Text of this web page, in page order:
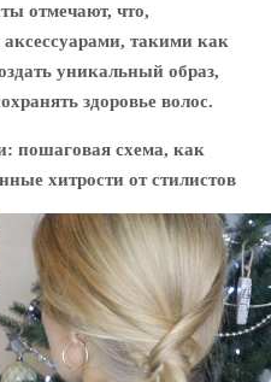
отмечают, что,
такими как
уникальный образ,
здоровье волос.